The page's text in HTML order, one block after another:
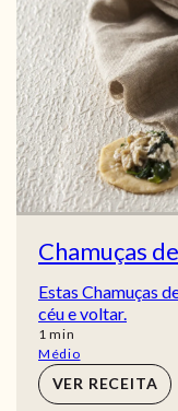
Chamuças
Estas Chamuças
céu e voltar.
1 min
min
Médio
VER RECEITA